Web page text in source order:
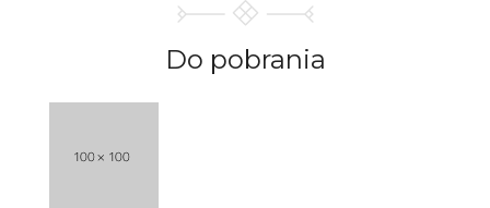
Do pobrania